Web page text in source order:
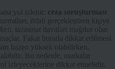
yol izlenir: ceza soruşturması
ihlali gerçekleştiren kişiye
tazminat davaları mağdur olan
Fakat burada dikkat edilmesi
bazen yüksek olabilirken,
Bu nedenle, markalar
izleyeceklerine dikkat etmelidir.